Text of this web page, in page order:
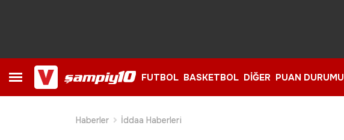
FUTBOL BASKETBOL DİĞER PUAN DURUMU
Haberler
İddaa Haberleri